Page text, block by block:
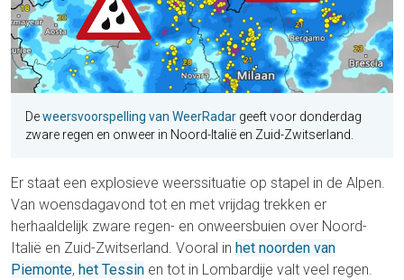
Deweersvoorspelling van WeerRadar geeft voor donderdag
zware regen en onweer in Noord-Italië en Zuid-Zwitserland.
Er staat een explosieve weerssituatie op stapel in de Alpen.
Van woensdagavond tot en met vrijdag trekken er
herhaaldelijk zware regen- en onweersbuien over Noord-
Italië en Zuid-Zwitserland. Vooral in het noorden van
Piemonte, het Tessin en tot in Lombardije valt veel regen.